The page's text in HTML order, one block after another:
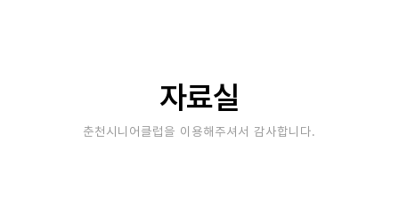
정보공개
자료실(이전자료)
자료실
춘천시니어클럽을 이용해주셔서 감사합니다.